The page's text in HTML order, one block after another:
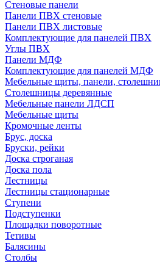
Стеновые панели
Панели ПВХ стеновые
Панели ПВХ листовые
Комплектующие для панелей ПВХ
Углы ПВХ
Панели МДФ
Комплектующие для панелей МДФ
Мебельные щиты, панели,
Столешницы деревянные
Мебельные панели ЛДСП
Мебельные щиты
Кромочные ленты
Брус, доска
Бруски, рейки
Доска строганая
Доска пола
Лестницы
Лестницы стационарные
Ступени
Подступенки
Площадки поворотные
Тетивы
Балясины
Столбы